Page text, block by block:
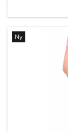
Ny